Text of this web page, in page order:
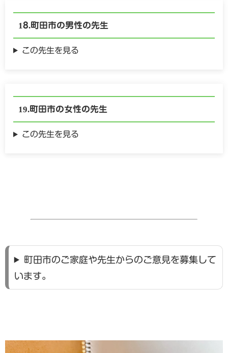
町田市の男性の先生
この先生を見る
町田市の女性の先生
この先生を見る
町田市のご家庭や先生からのご意見を募集して
います。